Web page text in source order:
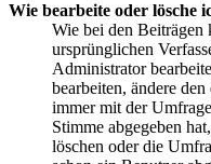
Wie bearbeite oder lösche
Wie bei den
ursprünglichen
Administrator
bearbeiten, ändere
immer mit der
Stimme abgegeben
löschen oder die